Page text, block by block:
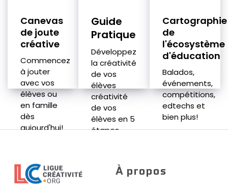
Canevas
de joute
créative
Commencez
à jouter
avec vos
élèves ou
en famille
dès
aujourd'hui!
Guide
Pratique
Développez
la créativité
de vos
élèves
créativité
de vos
élèves en 5
étapes.
Cartographie
de
l'écosystème
d'éducation
Balados,
événements,
compétitions,
edtechs et
bien plus!
À propos